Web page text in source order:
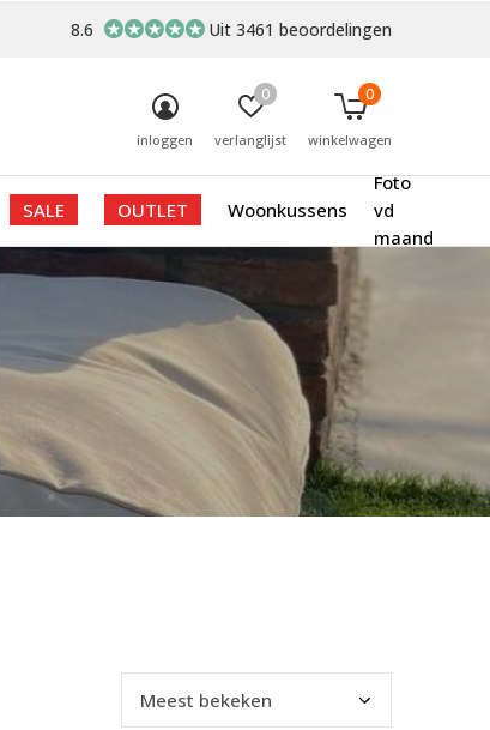
SALE OUTLET Woonkussens
Foto
vd
maand
inloggen verlanglijst
0
winkelwagen
0
8.6 Uit 3461 beoordelingen